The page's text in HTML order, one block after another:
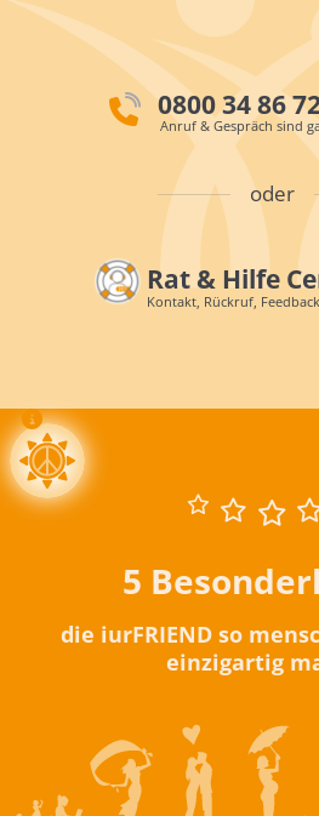
0800 34 86
Anruf & Gespräch sind
oder
Rat & Hilfe
Kontakt, Rückruf,
5
die iurFRIEND so
einzigartig